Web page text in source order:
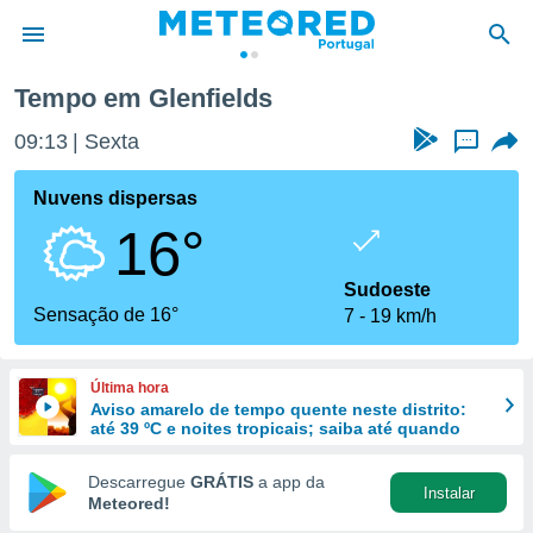
da
foi
fornecidas
a este
das
e
forma
digital
Tempo em Glenfields
09:13 Sexta ...
Nuvens dispersas
16°
Sensação de 16°
Sudoeste
7
19 km/h
Última hora
Aviso amarelo de tempo quente neste distrito:
até 39 ºC e noites tropicais; saiba até quando
Descarregue GRÁTIS a app da
Meteored!
Instalar